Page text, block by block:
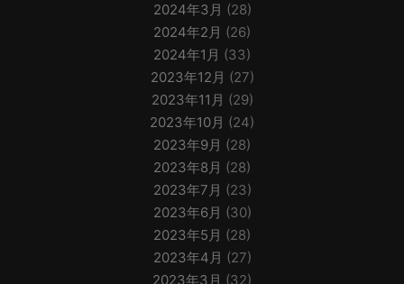
2024年3月 (28)
2024年2月 (26)
2024年1月 (33)
2023年12月 (27)
2023年11月 (29)
2023年10月 (24)
2023年9月 (28)
2023年8月 (28)
2023年7月 (23)
2023年6月 (30)
2023年5月 (28)
2023年4月 (27)
2023年3月 (32)